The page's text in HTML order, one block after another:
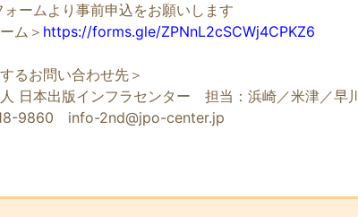
ムより事前申込をお願いします
ム＞ https://forms.gle/ZPNnL2cSCWj4CPKZ6
るお問い合わせ先＞
日本出版インフラセンター 担当：浜崎／米津／早川
9860 info-2nd@jpo-center.jp